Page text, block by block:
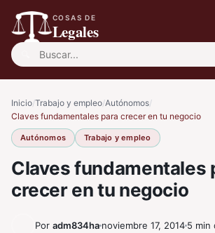
COSAS DE
Legales
Buscar:
Inicio/Trabajo y empleo/Autónomos/
Claves fundamentales para crecer en tu negocio
Autónomos Trabajo y empleo
Claves fundamentales
crecer en tu negocio
Por adm834ha noviembre 17, 2014 5 min